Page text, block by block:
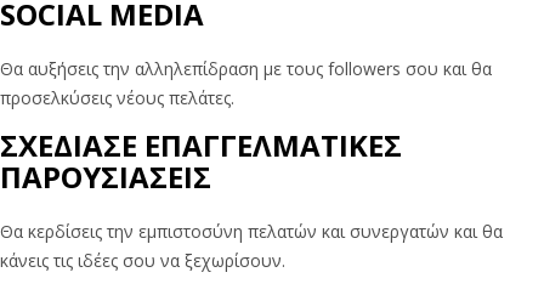
SOCIAL MEDIA
Θα αυξήσεις την αλληλεπίδραση με τους followers σου και θα
προσελκύσεις νέους πελάτες.
ΣΧΕΔΙΑΣΕ ΕΠΑΓΓΕΛΜΑΤΙΚΕΣ
ΠΑΡΟΥΣΙΑΣΕΙΣ
Θα κερδίσεις την εμπιστοσύνη πελατών και συνεργατών και θα
κάνεις τις ιδέες σου να ξεχωρίσουν.